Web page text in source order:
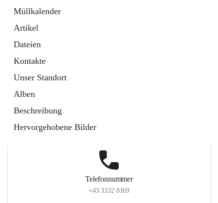
Müllkalender
Artikel
Dateien
Kontakte
Unser Standort
Alben
Beschreibung
Hervorgehobene Bilder
Telefonnummer
+43 3332 8169